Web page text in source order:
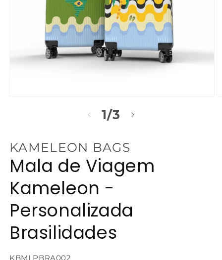
1/de
3
KAMELEON BAGS
Mala de Viagem
Kameleon -
Personalizada
Brasilidades
SKU:
KBMLPBRA002